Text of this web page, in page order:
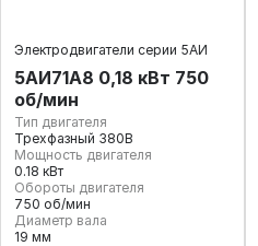
Электродвигатели серии 5АИ
5АИ71А8 0,18 кВт 750
об/мин
Тип двигателя
Трехфазный 380В
Мощность двигателя
0.18 кВт
Обороты двигателя
750 об/мин
Диаметр вала
19 мм